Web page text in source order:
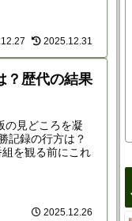
2025.12.31
？歴代の結果
の見どころを凝
記録の行方は？
を観る前にこれ
2025.12.26